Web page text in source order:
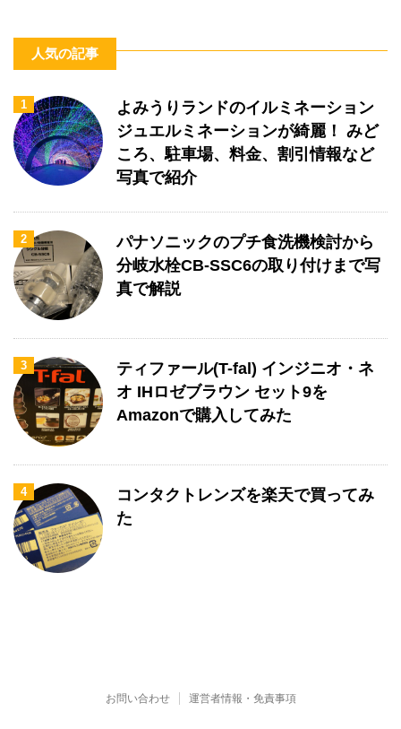
人気の記事
1
よみうりランドのイルミネーション
ジュエルミネーションが綺麗！ みど
ころ、駐車場、料金、割引情報など
写真で紹介
2
パナソニックのプチ食洗機検討から
分岐水栓CB-SSC6の取り付けまで写
真で解説
3
ティファール(T-fal) インジニオ・ネ
オ IHロゼブラウン セット9を
Amazonで購入してみた
4
コンタクトレンズを楽天で買ってみ
た
お問い合わせ 運営者情報・免責事項